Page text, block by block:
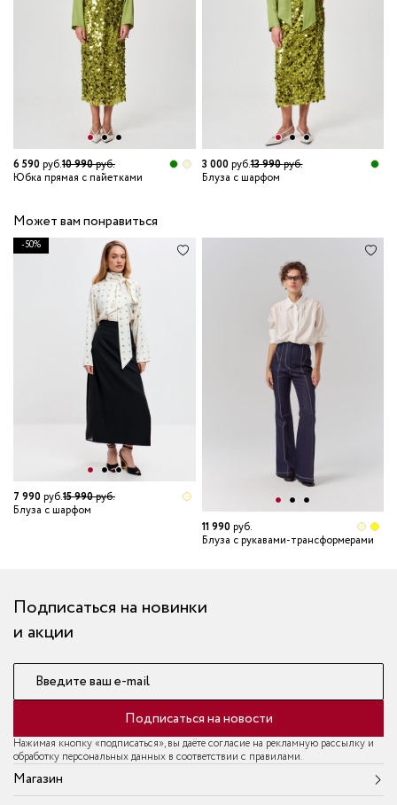
6 590руб.10 990руб.
Юбка прямая с пайетками
3 000руб.13 990руб.
Блуза с шарфом
Может вам понравиться
-50%
7 990руб.15 990руб.
Блуза с шарфом
11 990руб.
Блуза с рукавами-трансформерами
Подписаться на новинки
и акции
Введите ваш e-mail
Подписаться на новости
Нажимая кнопку «подписаться», вы даёте согласие на рекламную рассылку и
обработку персональных данных в соответствии с правилами.
Магазин